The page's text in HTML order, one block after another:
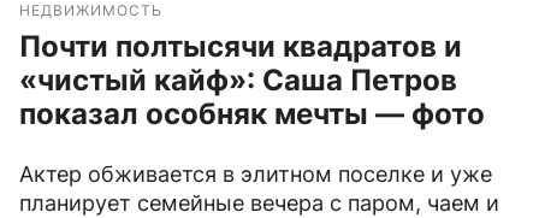
НЕДВИЖИМОСТЬ
Почти полтысячи квадратов и
«чистый кайф»: Саша Петров
показал особняк мечты — фото
Актер обживается в элитном поселке и уже
планирует семейные вечера с паром, чаем и